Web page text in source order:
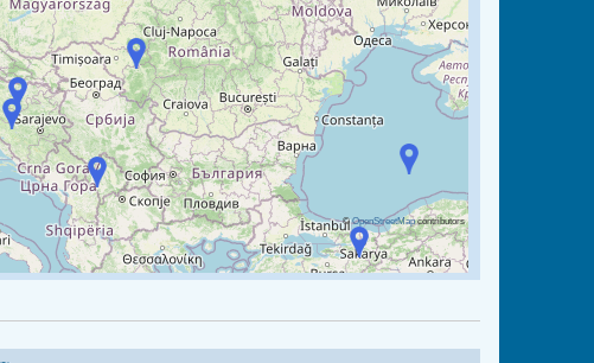
©OpenStreetMapcontributors